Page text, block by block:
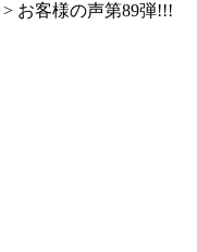
> お客様の声第89弾!!!